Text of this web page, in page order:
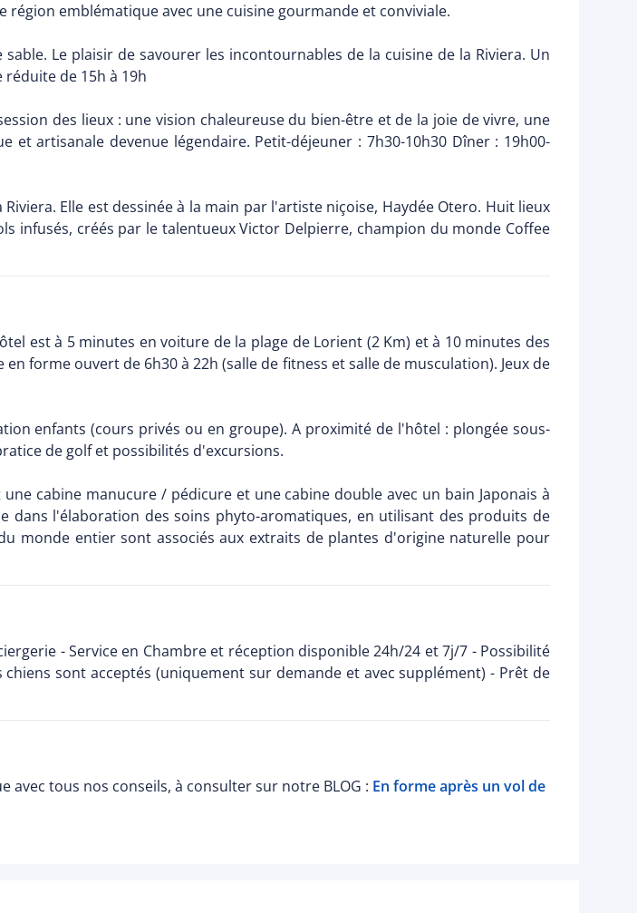
emblématique avec une cuisine gourmande et conviviale.
Le plaisir de savourer les incontournables de la cuisine de la Riviera. Un
de 15h à 19h
des lieux : une vision chaleureuse du bien-être et de la joie de vivre, une
artisanale devenue légendaire. Petit-déjeuner : 7h30-10h30 Dîner : 19h00-
Elle est dessinée à la main par l'artiste niçoise, Haydée Otero. Huit lieux
infusés, créés par le talentueux Victor Delpierre, champion du monde Coffee
est à 5 minutes en voiture de la plage de Lorient (2 Km) et à 10 minutes des
forme ouvert de 6h30 à 22h (salle de fitness et salle de musculation). Jeux de
enfants (cours privés ou en groupe). A proximité de l'hôtel : plongée sous-
de golf et possibilités d'excursions.
cabine manucure / pédicure et une cabine double avec un bain Japonais à
dans l'élaboration des soins phyto-aromatiques, en utilisant des produits de
monde entier sont associés aux extraits de plantes d'origine naturelle pour
- Service en Chambre et réception disponible 24h/24 et 7j/7 - Possibilité
sont acceptés (uniquement sur demande et avec supplément) - Prêt de
tous nos conseils, à consulter sur notre BLOG : En forme après un vol de